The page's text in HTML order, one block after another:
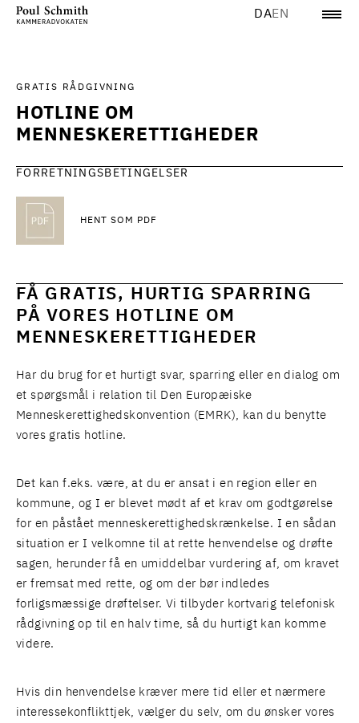
DAEN
HOTLINE OM
MENNESKERETTIGHEDER
GRATIS RÅDGIVNING
FORRETNINGSBETINGELSER
HENT SOM PDF
FÅ GRATIS, HURTIG SPARRING
PÅ VORES HOTLINE OM
MENNESKERETTIGHEDER
Har du brug for et hurtigt svar, sparring eller en dialog om
et spørgsmål i relation til Den Europæiske
Menneskerettighedskonvention (EMRK), kan du benytte
vores gratis hotline.
Det kan f.eks. være, at du er ansat i en region eller en
kommune, og I er blevet mødt af et krav om godtgørelse
for en påstået menneskerettighedskrænkelse. I en sådan
situation er I velkomne til at rette henvendelse og drøfte
sagen, herunder få en umiddelbar vurdering af, om kravet
er fremsat med rette, og om der bør indledes
forligsmæssige drøftelser. Vi tilbyder kortvarig telefonisk
rådgivning op til en halv time, så du hurtigt kan komme
videre.
Hvis din henvendelse kræver mere tid eller et nærmere
interessekonflikttjek, vælger du selv, om du ønsker vores